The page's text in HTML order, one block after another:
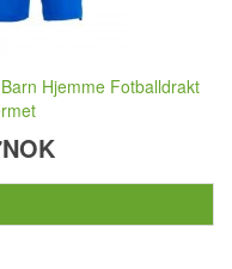
Hjemme Fotballdrakt